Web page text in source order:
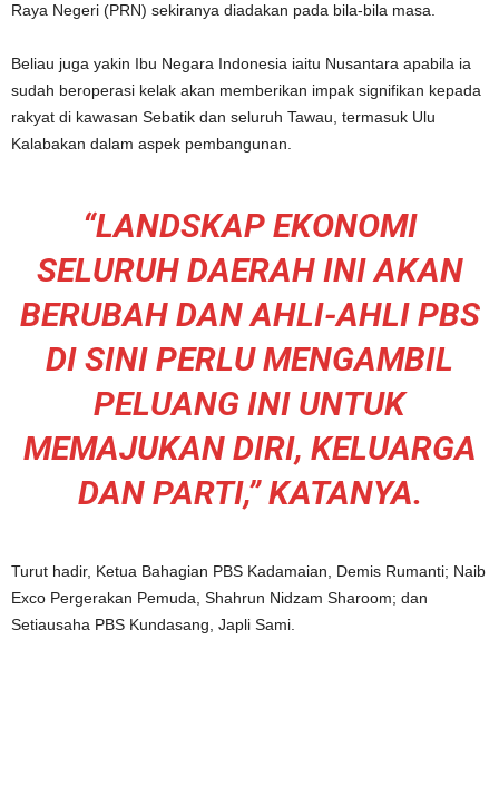
Raya Negeri (PRN) sekiranya diadakan pada bila-bila masa.
Beliau juga yakin Ibu Negara Indonesia iaitu Nusantara apabila ia
sudah beroperasi kelak akan memberikan impak signifikan kepada
rakyat di kawasan Sebatik dan seluruh Tawau, termasuk Ulu
Kalabakan dalam aspek pembangunan.
“LANDSKAP EKONOMI
SELURUH DAERAH INI AKAN
BERUBAH DAN AHLI-AHLI PBS
DI SINI PERLU MENGAMBIL
PELUANG INI UNTUK
MEMAJUKAN DIRI, KELUARGA
DAN PARTI,” KATANYA.
Turut hadir, Ketua Bahagian PBS Kadamaian, Demis Rumanti; Naib
Exco Pergerakan Pemuda, Shahrun Nidzam Sharoom; dan
Setiausaha PBS Kundasang, Japli Sami.